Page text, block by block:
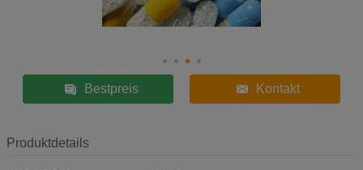
Bestpreis Kontakt
Produktdetails